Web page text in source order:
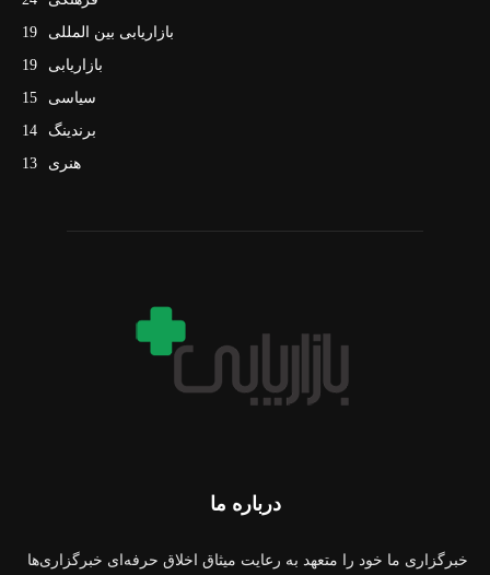
بازاریابی بین المللی
19
بازاریابی
19
سیاسی
15
برندینگ
14
هنری
13
درباره ما
خبرگزاری ما خود را متعهد به رعایت میثاق اخلاق حرفه‌ای خبرگزاری‌ها